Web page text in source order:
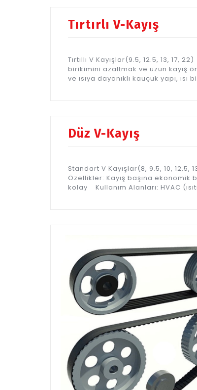
Tırtırlı V-Kayış
Tırtıllı V Kayışlar(9.5, 12.5, 13, 17,
birikimini azaltmak ve uzun kayış
ve ısıya dayanıklı kauçuk yapı, ısı
Düz V-Kayış
Standart V Kayışlar(8, 9.5, 10,
Özellikler: Kayış başına ekonomik
kolay Kullanım Alanları: HVAC